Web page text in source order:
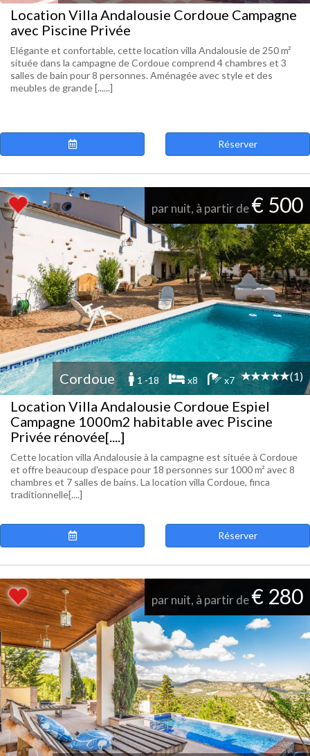
Location Villa Andalousie Cordoue Campagne
avec Piscine Privée
Elégante et confortable, cette location villa Andalousie de 250 m²
située dans la campagne de Cordoue comprend 4 chambres et 3
salles de bain pour 8 personnes. Aménagée avec style et des
meubles de grande [......]
Réserver
par nuit, à partir de€ 500
Cordoue 1 -18 x8 x7 (1)
Location Villa Andalousie Cordoue Espiel
Campagne 1000m2 habitable avec Piscine
Privée rénovée[....]
Cette location villa Andalousie à la campagne est située à Cordoue
et offre beaucoup d'espace pour 18 personnes sur 1000 m² avec 8
chambres et 7 salles de bains. La location villa Cordoue, finca
traditionnelle[....]
Réserver
par nuit, à partir de€ 280